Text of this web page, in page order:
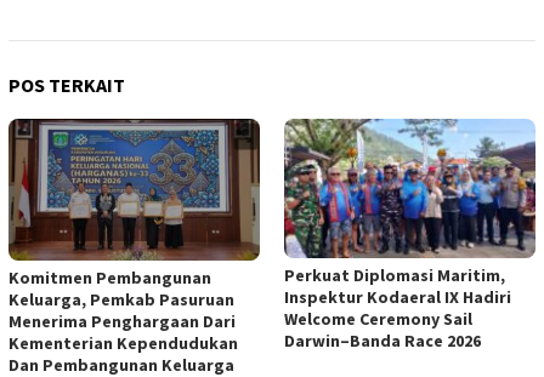
POS TERKAIT
Komitmen Pembangunan
Keluarga, Pemkab Pasuruan
Menerima Penghargaan Dari
Kementerian Kependudukan
Dan Pembangunan Keluarga
Perkuat Diplomasi Maritim,
Inspektur Kodaeral IX Hadiri
Welcome Ceremony Sail
Darwin–Banda Race 2026